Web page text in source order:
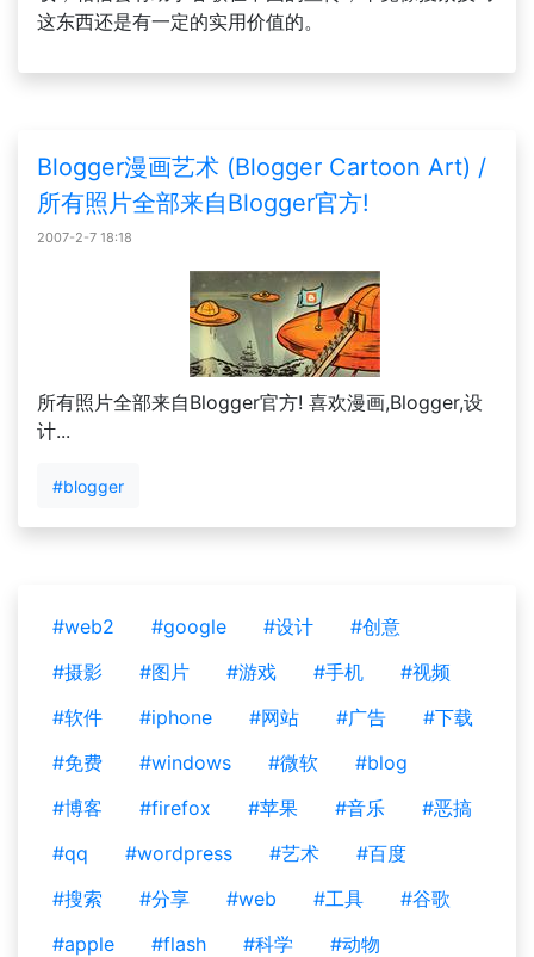
这东西还是有一定的实用价值的。
Blogger漫画艺术 (Blogger Cartoon Art) /
所有照片全部来自Blogger官方!
2007-2-7 18:18
所有照片全部来自Blogger官方! 喜欢漫画,Blogger,设
计...
#blogger
#web2 #google #设计
#创意
#摄影
#图片 #游戏 #手机
#视频
#软件
#iphone #网站 #广告
#下载
#免费
#windows #微软
#blog
#博客
#firefox #苹果 #音乐
#恶搞
#qq
#wordpress #艺术
#百度
#搜索
#分享 #web #工具
#谷歌
#apple
#flash #科学
#动物